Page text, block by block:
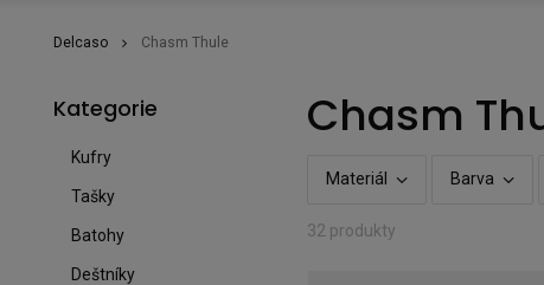
Delcaso Chasm Thule
Kategorie
Kufry
Tašky
Batohy
Deštníky
Chasm
Materiál Barva
32 produkty